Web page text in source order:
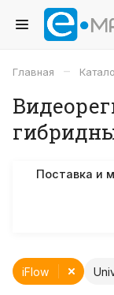
Главная –
Поставка и
iFlow